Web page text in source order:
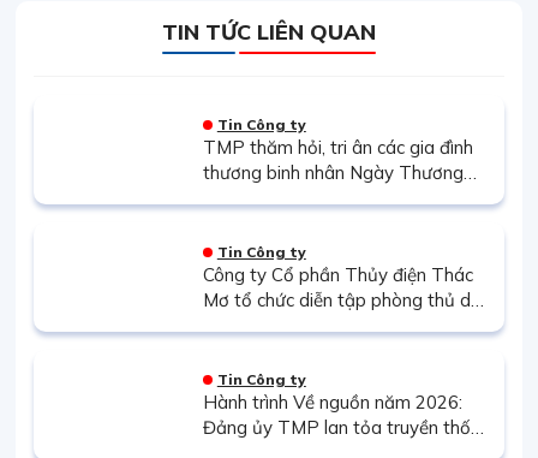
TIN TỨC LIÊN QUAN
Tin Công ty
TMP thăm hỏi, tri ân các gia đình
thương binh nhân Ngày Thương
Tin Công ty
Công ty Cổ phần Thủy điện Thác
Mơ tổ chức diễn tập phòng thủ dân
Tin Công ty
Hành trình Về nguồn năm 2026:
Đảng ủy TMP lan tỏa truyền thống